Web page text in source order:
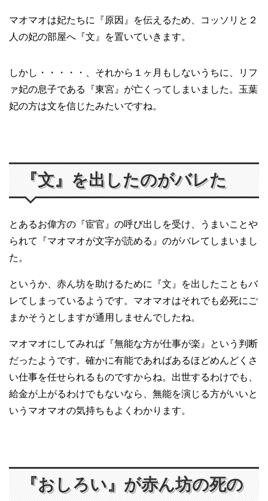
マオマオは妃たちに『原因』を伝えるため、コッソリと２
人の妃の部屋へ『文』を置いていきます。
しかし・・・・・、それから１ヶ月もしないうちに、リフ
ァ妃の息子である『東宮』が亡くってしまいました。玉葉
妃の方は文を信じたみたいですね。
『文』を出したのがバレた
とあるお偉方の『宦官』の呼び出しを受け、うまいことや
られて『マオマオが文字が読める』のがバレてしまいまし
た。
というか、赤ん坊を助けるために『文』を出したこともバ
レてしまっているようです。マオマオはそれでも必死にご
まかそうとしますが通用しませんでしたね。
マオマオにしてみれば『無能な方が仕事が楽』という判断
だったようです。確かに有能であればあるほどめんどくさ
い仕事を任せられるものですからね。出世するわけでも、
給金が上がるわけでもないなら、無能を演じる方がいいと
いうマオマオの気持ちもよくわかります。
『おしろい』が赤ん坊の死の